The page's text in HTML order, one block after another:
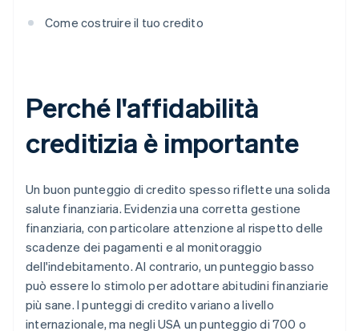
Come costruire il tuo credito
Perché l'affidabilità
creditizia è importante
Un buon punteggio di credito spesso riflette una solida
salute finanziaria. Evidenzia una corretta gestione
finanziaria, con particolare attenzione al rispetto delle
scadenze dei pagamenti e al monitoraggio
dell'indebitamento. Al contrario, un punteggio basso
può essere lo stimolo per adottare abitudini finanziarie
più sane. I punteggi di credito variano a livello
internazionale, ma negli USA un punteggio di 700 o